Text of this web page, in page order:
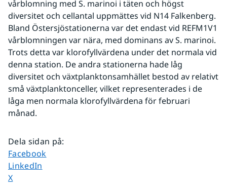
vårblomning med S. marinoi i täten och högst
diversitet och cellantal uppmättes vid N14 Falkenberg.
Bland Östersjöstationerna var det endast vid REFM1V1
vårblomningen var nära, med dominans av S. marinoi.
Trots detta var klorofyllvärdena under det normala vid
denna station. De andra stationerna hade låg
diversitet och växtplanktonsamhället bestod av relativt
små växtplanktonceller, vilket representerades i de
låga men normala klorofyllvärdena för februari
månad.
Dela sidan på:
Dela sidan på
Facebook
Dela sidan på
LinkedIn
Dela sidan på
X